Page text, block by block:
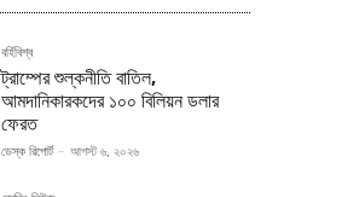
বর্হিবিশ্ব
ট্রাম্পের শুল্কনীতি বাতিল,
আমদানিকারকদের ১০০ বিলিয়ন ডলার
ফেরত
ডেস্ক রিপোর্ট - আগস্ট ৬, ২০২৬